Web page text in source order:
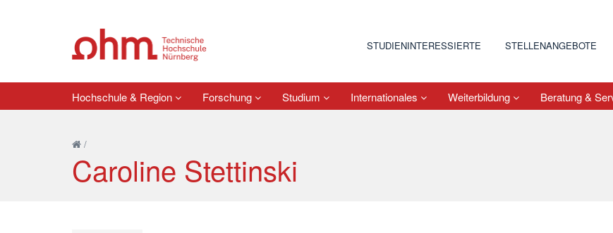
STUDIENINTERESSIERTE STELLENANGEBOTE
Hochschule & Region Forschung Studium Internationales Weiterbildung Beratung &
/
Caroline Stettinski